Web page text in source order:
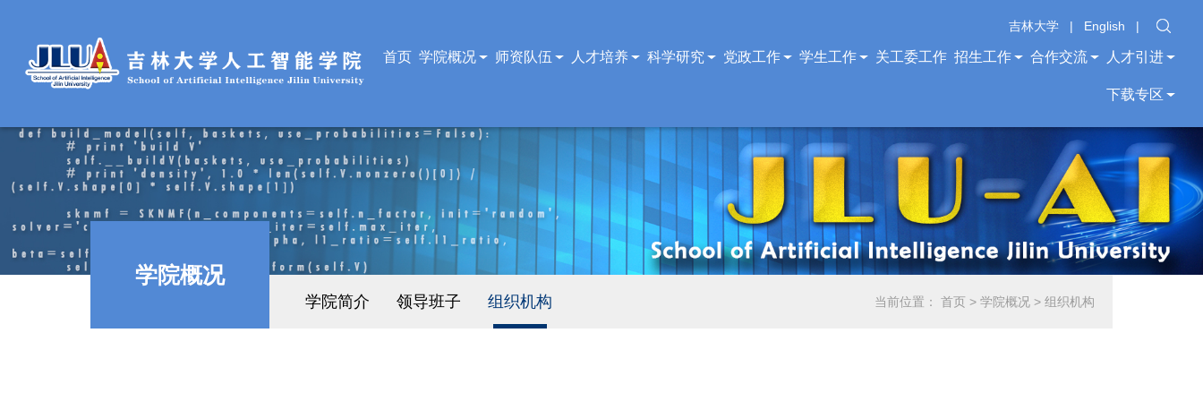
吉林大学 | English |
首页 学院概况 师资队伍 人才培养 科学研究 党政工作 学生工作 关工委工作 招生工作 合作交流 人才引进
下载专区
学院概况
学院简介 领导班子 组织机构 当前位置：首页 >学院概况 >组织机构